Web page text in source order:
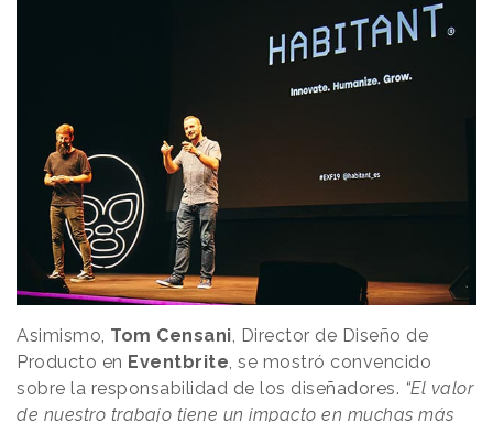
Asimismo, Tom Censani, Director de Diseño de
Producto en Eventbrite, se mostró convencido
sobre la responsabilidad de los diseñadores. “El valor
de nuestro trabajo tiene un impacto en muchas más